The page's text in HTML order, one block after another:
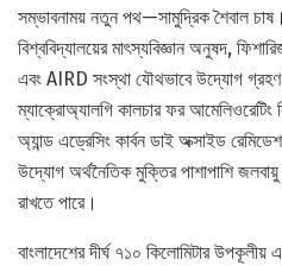
সম্ভাবনাময় নতুন পথ—সামুদ্রিক শৈবাল
বিশ্ববিদ্যালয়ের মাৎস্যবিজ্ঞান অনুষদ,
এবং AIRD সংস্থা যৌথভাবে উদ্যোগ গ্রহণ
ম্যাক্রোঅ্যালগি কালচার ফর
অ্যান্ড এড্রেসিং কার্বন ডাই অক্সাইড
উদ্যোগ অর্থনৈতিক মুক্তির পাশাপাশি
রাখতে পারে।
বাংলাদেশের দীর্ঘ ৭১০ কিলোমিটার উপকূলীয়